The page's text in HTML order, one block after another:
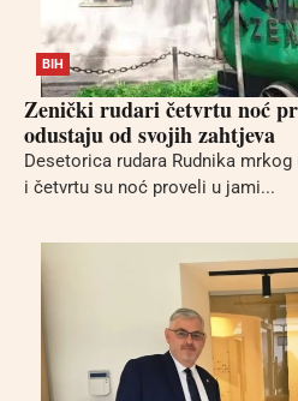
BIH
Zenički rudari četvrtu noć
odustaju od svojih zahtjeva
Desetorica rudara Rudnika
i četvrtu su noć proveli u jami...